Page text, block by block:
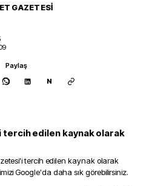
GAZETESI
Paylaş
N
edilen kaynak olarak
'i tercih edilen kaynak olarak
Google'da daha sık görebilirsiniz.